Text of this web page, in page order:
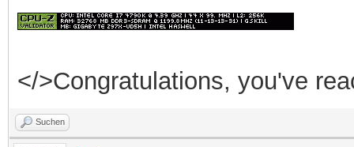
</>Congratulations, you've
Suchen